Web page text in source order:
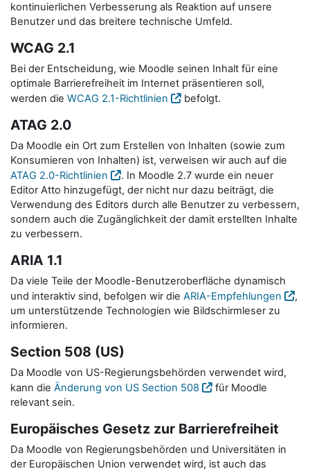
kontinuierlichen Verbesserung als Reaktion auf unsere
Benutzer und das breitere technische Umfeld.
WCAG 2.1
Bei der Entscheidung, wie Moodle seinen Inhalt für eine
optimale Barrierefreiheit im Internet präsentieren soll,
werden die WCAG 2.1-Richtlinien befolgt.
ATAG 2.0
Da Moodle ein Ort zum Erstellen von Inhalten (sowie zum
Konsumieren von Inhalten) ist, verweisen wir auch auf die
ATAG 2.0-Richtlinien
. In Moodle 2.7 wurde ein neuer
Editor Atto hinzugefügt, der nicht nur dazu beiträgt, die
Verwendung des Editors durch alle Benutzer zu verbessern,
sondern auch die Zugänglichkeit der damit erstellten Inhalte
zu verbessern.
ARIA 1.1
Da viele Teile der Moodle-Benutzeroberfläche dynamisch
und interaktiv sind, befolgen wir die ARIA-Empfehlungen
,
um unterstützende Technologien wie Bildschirmleser zu
informieren.
Section 508 (US)
Da Moodle von US-Regierungsbehörden verwendet wird,
kann die Änderung von US Section 508
für Moodle
relevant sein.
Europäisches Gesetz zur Barrierefreiheit
Da Moodle von Regierungsbehörden und Universitäten in
der Europäischen Union verwendet wird, ist auch das